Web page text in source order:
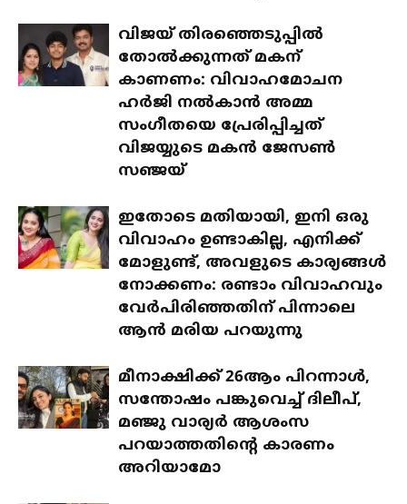
വിജയ് തിരഞ്ഞെടുപ്പിൽ
തോൽക്കുന്നത് മകന്
കാണണം: വിവാഹമോചന
ഹർജി നൽകാൻ അമ്മ
സംഗീതയെ പ്രേരിപ്പിച്ചത്
വിജയ്യുടെ മകൻ ജേസൺ
സഞ്ജയ്
ഇതോടെ മതിയായി, ഇനി ഒരു
വിവാഹം ഉണ്ടാകില്ല, എനിക്ക്
മോളുണ്ട്, അവളുടെ കാര്യങ്ങൾ
നോക്കണം: രണ്ടാം വിവാഹവും
വേർപിരിഞ്ഞതിന് പിന്നാലെ
ആൻ മരിയ പറയുന്നു
മീനാക്ഷിക്ക് 26ആം പിറന്നാൾ,
സന്തോഷം പങ്കുവെച്ച് ദിലീപ്,
മഞ്ജു വാര്യർ ആശംസ
പറയാത്തതിന്റെ കാരണം
അറിയാമോ